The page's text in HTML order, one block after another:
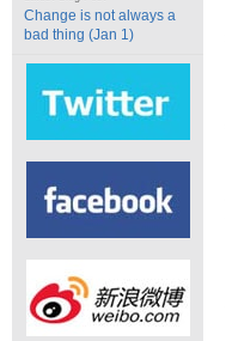
Change is not always a
bad thing (Jan 1)